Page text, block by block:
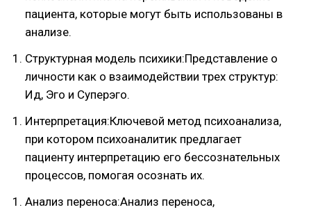
пациента, которые могут быть использованы в
анализе.
Структурная модель психики:Представление о
личности как о взаимодействии трех структур:
Ид, Эго и Суперэго.
Интерпретация:Ключевой метод психоанализа,
при котором психоаналитик предлагает
пациенту интерпретацию его бессознательных
процессов, помогая осознать их.
Анализ переноса:Анализ переноса,